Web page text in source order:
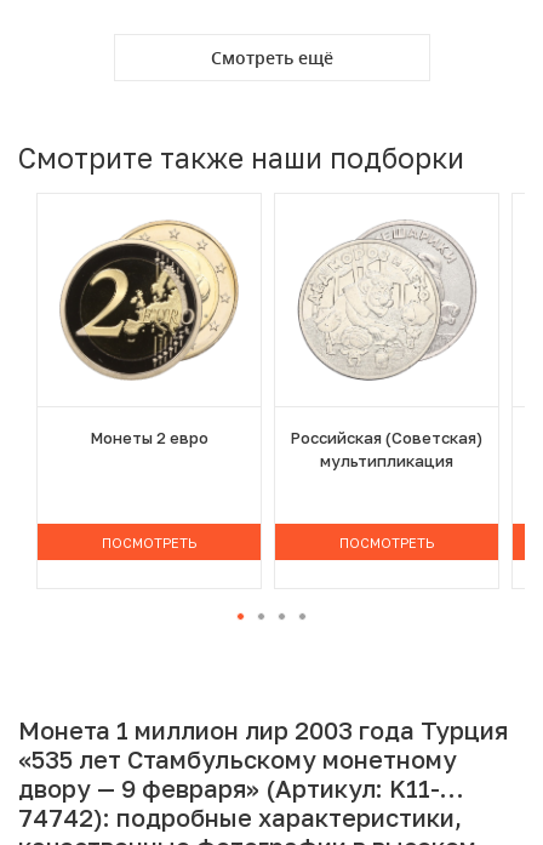
Смотреть ещё
Смотрите также наши подборки
Монеты 2 евро
ПОСМОТРЕТЬ
Российская (Советская)
мультипликация
ПОСМОТРЕТЬ
Монета 1 миллион лир 2003 года Турция
«535 лет Стамбульскому монетному
двору — 9 февраря» (Артикул: K11-
74742): подробные характеристики,